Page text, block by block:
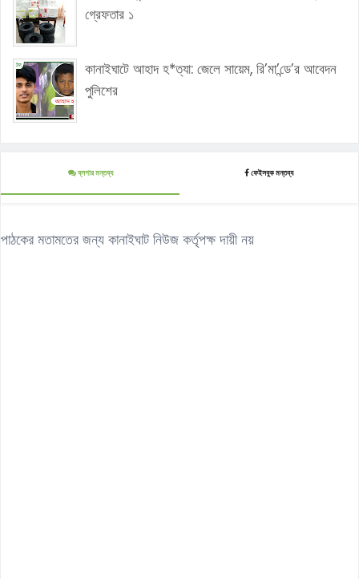
গ্রেফতার ১
কানাইঘাটে আহাদ হ*ত্যা: জেলে সায়েম, রি’মা’ন্ডে’র আবেদন
পুলিশের
ব্লগার মন্তব্য ফেইসবুক মন্তব্য
পাঠকের মতামতের জন্য কানাইঘাট নিউজ কর্তৃপক্ষ দায়ী নয়